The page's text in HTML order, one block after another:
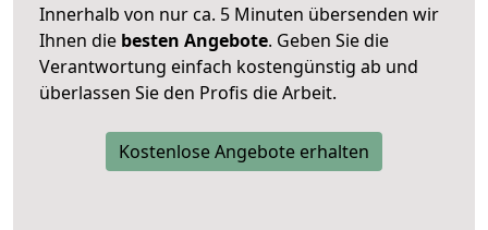
Innerhalb von nur ca. 5 Minuten übersenden wir
Ihnen die besten Angebote. Geben Sie die
Verantwortung einfach kostengünstig ab und
überlassen Sie den Profis die Arbeit.
Kostenlose Angebote erhalten